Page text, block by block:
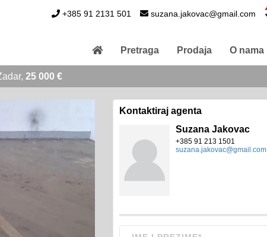
+385 91 2131 501 suzana.jakovac@gmail.com
Pretraga Prodaja O nama
25 000 €
Kontaktiraj agenta
Suzana Jakovac
+385 91 213 1501
suzana.jakovac@gmail.com